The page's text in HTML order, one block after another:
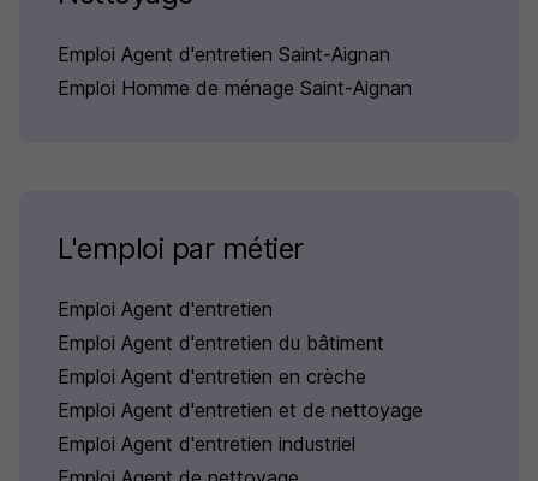
Emploi Agent d'entretien Saint-Aignan
Emploi Homme de ménage Saint-Aignan
L'emploi par métier
Emploi Agent d'entretien
Emploi Agent d'entretien du bâtiment
Emploi Agent d'entretien en crèche
Emploi Agent d'entretien et de nettoyage
Emploi Agent d'entretien industriel